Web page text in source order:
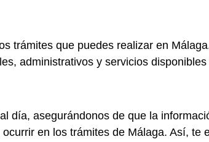
trámites que puedes realizar en
administrativos y servicios
día, asegurándonos de que la
en los trámites de Málaga. Así, te